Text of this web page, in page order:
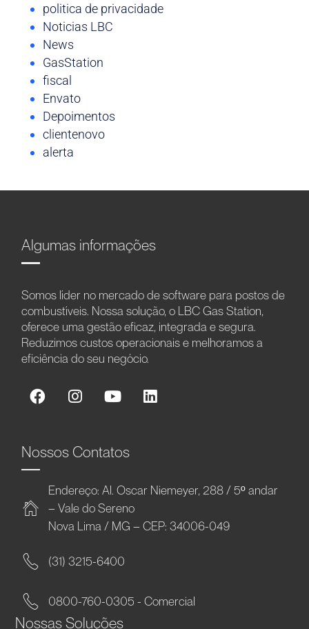
politica de privacidade
Noticias LBC
News
GasStation
fiscal
Envato
Depoimentos
clientenovo
alerta
Algumas informações
Somos líder no mercado de software para postos de
combustíveis. Nossa solução, o LBC Gas Station,
oferece uma gestão eficaz, integrada e segura.
Reduzimos custos operacionais e melhoramos a
eficiência do seu negócio.
Nossos Contatos
Endereço: Al. Oscar Niemeyer, 288 / 5º andar
– Vale do Sereno
Nova Lima / MG – CEP: 34006-049
(31) 3215-6400
0800-760-0305 - Comercial
Nossas Soluções